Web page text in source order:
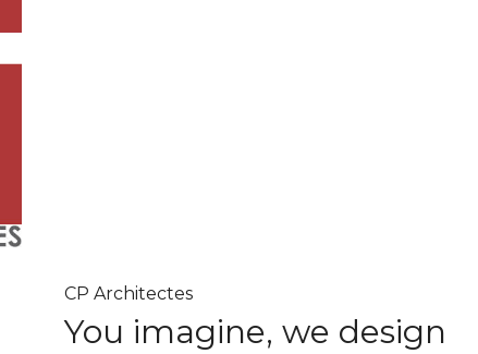
CP Architectes
You imagine, we design